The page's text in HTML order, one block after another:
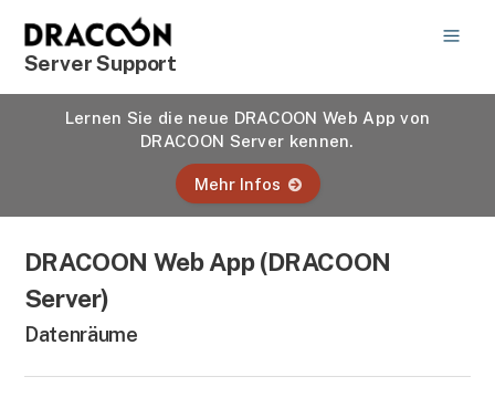
Server Support
Lernen Sie die neue DRACOON Web App von
DRACOON Server kennen.
Mehr Infos
DRACOON Web App (DRACOON
Server)
Datenräume